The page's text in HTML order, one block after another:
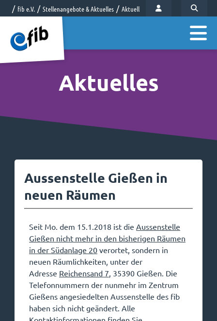
fib e.V. Stellenangebote & Aktuelles Aktuelles
Aktuelles
Aussenstelle Gießen in
neuen Räumen
Seit Mo. dem 15.1.2018 ist die Aussenstelle
Gießen nicht mehr in den bisherigen Räumen
in der Südanlage 20 verortet, sondern in
neuen Räumlichkeiten, unter der
Adresse Reichensand 7, 35390 Gießen. Die
Telefonnummern der nunmehr im Zentrum
Gießens angesiedelten Aussenstelle des fib
haben sich nicht geändert. Alle